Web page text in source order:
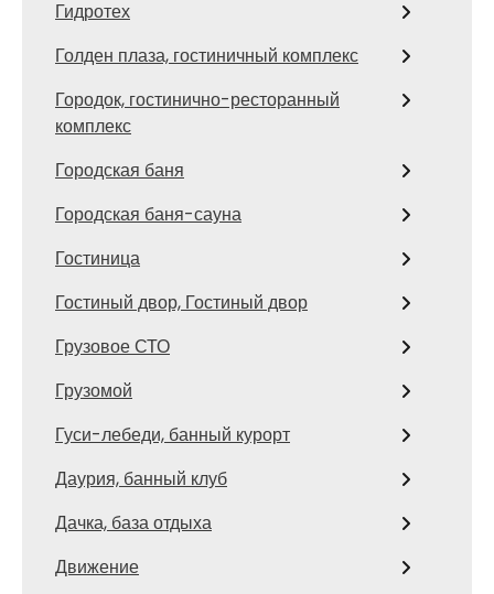
Гидротех
Голден плаза, гостиничный комплекс
Городок, гостинично-ресторанный
комплекс
Городская баня
Городская баня-сауна
Гостиница
Гостиный двор, Гостиный двор
Грузовое СТО
Грузомой
Гуси-лебеди, банный курорт
Даурия, банный клуб
Дачка, база отдыха
Движение